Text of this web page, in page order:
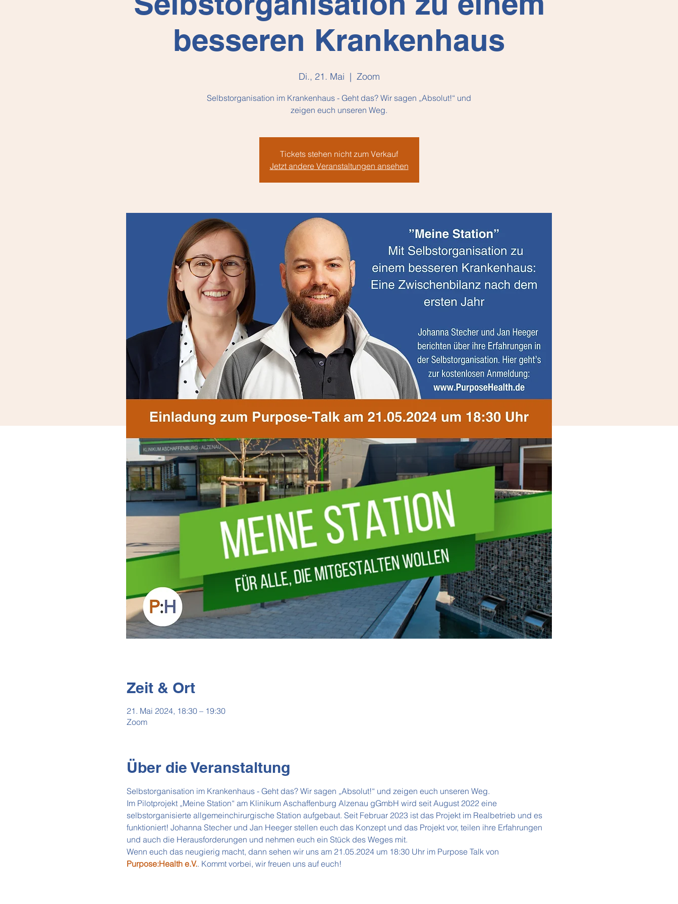
besseren Krankenhaus
Di., 21. Mai
  |
Zoom
Selbstorganisation im Krankenhaus - Geht das? Wir sagen „Absolut!“ und
zeigen euch unseren Weg.
Tickets stehen nicht zum Verkauf
Jetzt andere Veranstaltungen ansehen
Zeit & Ort
21. Mai 2024, 18:30 – 19:30
Zoom
Über die Veranstaltung
Selbstorganisation im Krankenhaus - Geht das? Wir sagen „Absolut!“ und zeigen euch unseren Weg.
Im Pilotprojekt „Meine Station“ am Klinikum Aschaffenburg Alzenau gGmbH wird seit August 2022 eine
selbstorganisierte allgemeinchirurgische Station aufgebaut. Seit Februar 2023 ist das Projekt im Realbetrieb und es
funktioniert! Johanna Stecher und Jan Heeger stellen euch das Konzept und das Projekt vor, teilen ihre Erfahrungen
und auch die Herausforderungen und nehmen euch ein Stück des Weges mit.
Wenn euch das neugierig macht, dann sehen wir uns am 21.05.2024 um 18:30 Uhr im Purpose Talk von
Purpose:Health e.V.. Kommt vorbei, wir freuen uns auf euch!